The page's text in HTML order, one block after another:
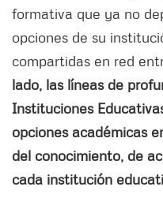
formativa que ya no
opciones de su
compartidas en red
lado, las líneas de
Instituciones
opciones académicas
del conocimiento, de
cada institución